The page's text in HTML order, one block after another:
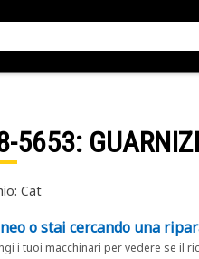
5653:
Cat
o stai cercando una
i tuoi macchinari per vedere se il